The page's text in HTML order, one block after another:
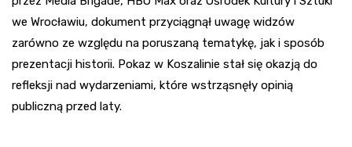
we Wrocławiu, dokument przyciągnął uwagę widzów
zarówno ze względu na poruszaną tematykę, jak i sposób
prezentacji historii. Pokaz w Koszalinie stał się okazją do
refleksji nad wydarzeniami, które wstrząsnęły opinią
publiczną przed laty.